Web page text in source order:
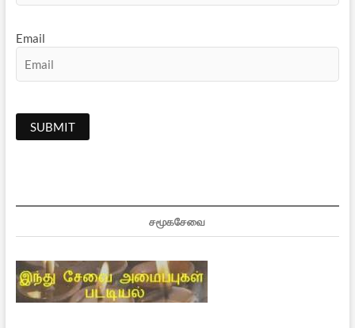
Email
சமூகசேவை